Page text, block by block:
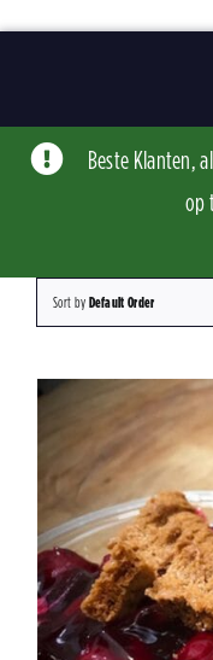
Skip
Beste Klanten,
op
Sort byDefault Order